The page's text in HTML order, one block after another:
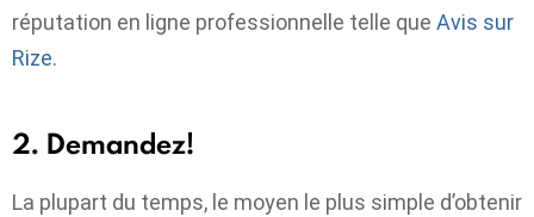
réputation en ligne professionnelle telle que Avis sur
Rize.
2. Demandez!
La plupart du temps, le moyen le plus simple d’obtenir